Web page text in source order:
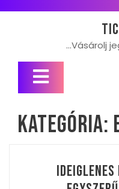
…Vásárolj
Open
Kategória: